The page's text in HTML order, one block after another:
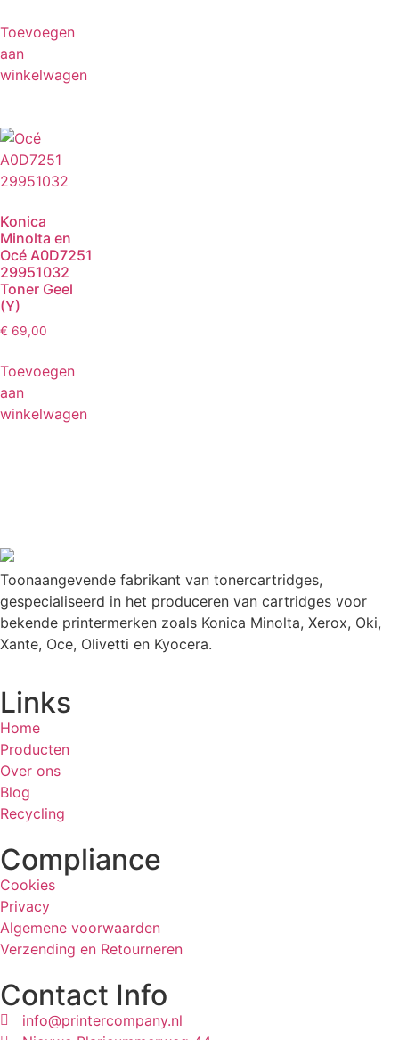
Toevoegen
aan
winkelwagen
Konica
Minolta en
Océ A0D7251
29951032
Toner Geel
(Y)
€ 69,00
Toevoegen
aan
winkelwagen
Toonaangevende fabrikant van tonercartridges,
gespecialiseerd in het produceren van cartridges voor
bekende printermerken zoals Konica Minolta, Xerox, Oki,
Xante, Oce, Olivetti en Kyocera.
Links
Home
Producten
Over ons
Blog
Recycling
Compliance
Cookies
Privacy
Algemene voorwaarden
Verzending en Retourneren
Contact Info
info@printercompany.nl